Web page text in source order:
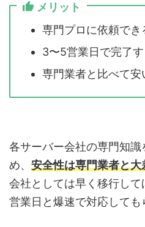
メリット
専門プロに依頼でき
3〜5営業日で完了す
専門業者と比べて安
各サーバー会社の専門知
め、 安全性は専門業者と
会社としては早く移行し
営業日と爆速で対応しても